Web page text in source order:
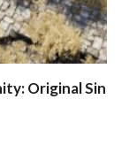
Original Sin